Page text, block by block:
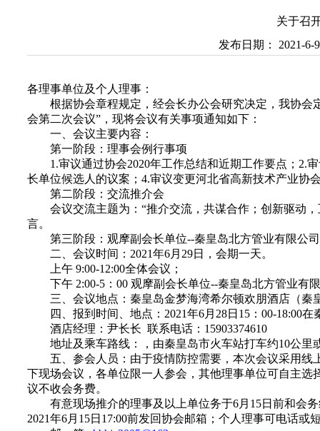
关于召
发布日期： 2021-
各理事单位及个人理事：
根据协会章程规定，经会长办公会研究决定，我协会
会第二次会议”，现将会议有关事项通知如下：
一、会议主要内容：
第一阶段：理事会例行事项
1.审议通过协会2020年工作总结和近期工作要点；2.审
长单位候选人的议案；4.审议变更河北省高新技术产业协
第二阶段：交流推介会
会议交流主题为：“推介交流，共谋合作；创新驱动，
言。
第三阶段：观摩副会长单位--秦皇岛北方管业有限公司
二、会议时间：2021年6月29日，会期一天。
上午 9:00-12:00全体会议；
下午 2:00-5：00 观摩副会长单位--秦皇岛北方管业有
三、会议地点：秦皇岛金梦海湾希尔顿欢朋酒店（秦
四、报到时间、地点：2021年6月28日15：00-18:00在
酒店经理：尹长长 联系电话：15903374610
地址及乘车路线：，由秦皇岛市火车站打车约10公里
五、参会人员：由于疫情防控需要，本次会议采用线
下现场会议，各单位限一人参会，其他理事单位可自主
议不收会务费。
有意现场推介的理事及以上单位务于6月15日前和会务
2021年6月15日17:00前发回协会邮箱；个人理事可电话或